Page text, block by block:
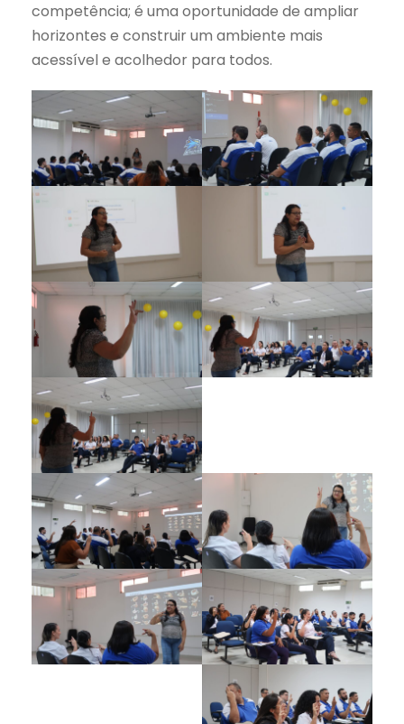
competência; é uma oportunidade de ampliar
horizontes e construir um ambiente mais
acessível e acolhedor para todos.